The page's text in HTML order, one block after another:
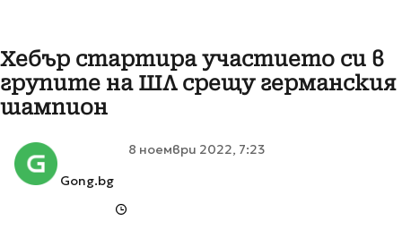
Хебър стартира участието си в
групите на ШЛ срещу германския
шампион
Gong.bg
8 ноември 2022, 7:23